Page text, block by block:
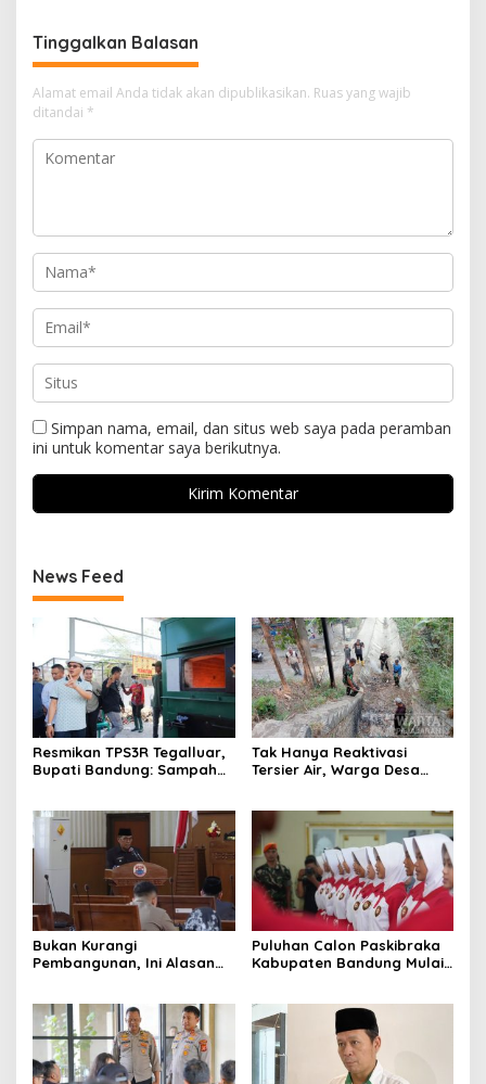
Tinggalkan Balasan
Alamat email Anda tidak akan dipublikasikan. Ruas yang wajib
ditandai *
Simpan nama, email, dan situs web saya pada peramban
ini untuk komentar saya berikutnya.
News Feed
Resmikan TPS3R Tegalluar,
Bupati Bandung: Sampah
Tak Hanya Reaktivasi
Tersier Air, Warga Desa
Bukan Kurangi
Pembangunan, Ini Alasan
Daerah
Puluhan Calon Paskibraka
Kabupaten Bandung Mulai